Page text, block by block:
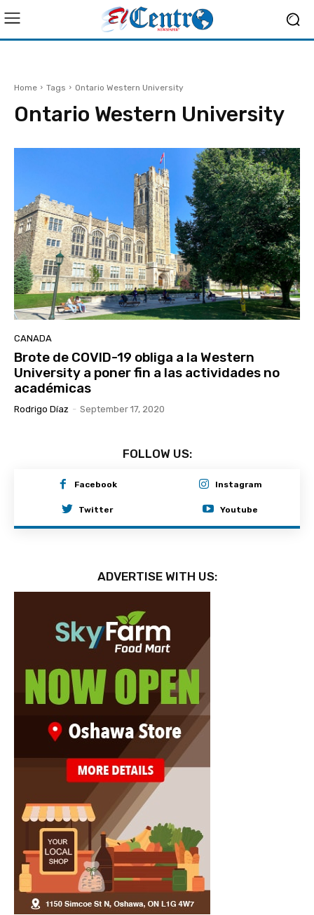
Home Tags Ontario Western University
Ontario Western University
CANADA
Brote de COVID-19 obliga a la Western
University a poner fin a las actividades no
académicas
Rodrigo Díaz - September 17, 2020
FOLLOW US:
Facebook Instagram
Twitter Youtube
ADVERTISE WITH US: